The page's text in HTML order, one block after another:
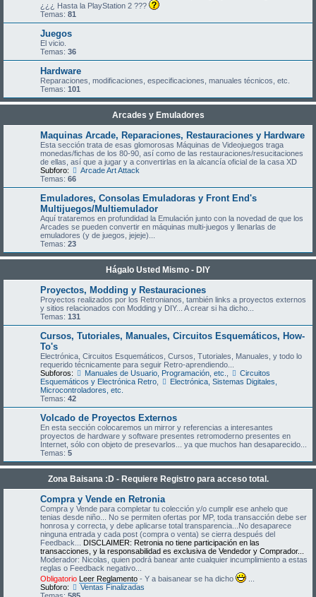
¿¿¿ Hasta la PlayStation 2 ???
Temas: 81
Juegos
El vicio.
Temas: 36
Hardware
Reparaciones, modificaciones, especificaciones, manuales técnicos, etc.
Temas: 101
Arcades y Emuladores
Maquinas Arcade, Reparaciones, Restauraciones y Hardware
Esta sección trata de esas glomorosas Máquinas de Videojuegos traga
monedas/fichas de los 80-90, así como de las restauraciones/resucitaciones
de ellas, así que a jugar y a convertirlas en la alcancía oficial de la casa XD
Subforo:
Arcade Art Attack
Temas: 66
Emuladores, Consolas Emuladoras y Front End's
Multijuegos/Multiemulador
Aquí trataremos en profundidad la Emulación junto con la novedad de que los
Arcades se pueden convertir en máquinas multi-juegos y llenarlas de
emuladores (y de juegos, jejeje)...
Temas: 23
Hágalo Usted Mismo - DIY
Proyectos, Modding y Restauraciones
Proyectos realizados por los Retronianos, también links a proyectos externos
y sitios relacionados con Modding y DIY... A crear si ha dicho...
Temas: 131
Cursos, Tutoriales, Manuales, Circuitos Esquemáticos, How-
To's
Electrónica, Circuitos Esquemáticos, Cursos, Tutoriales, Manuales, y todo lo
requerido técnicamente para seguir Retro-aprendiendo...
Subforos:
Manuales de Usuario, Programación, etc.
Circuitos
Esquemáticos y Electrónica Retro
Electrónica, Sistemas Digitales,
Microcontroladores, etc.
Temas: 42
Volcado de Proyectos Externos
En esta sección colocaremos un mirror y referencias a interesantes
proyectos de hardware y software presentes retromoderno presentes en
Internet, sólo con objeto de presevarlos... ya que muchos han desaparecido...
Temas: 5
Zona Baisana :D - Requiere Registro para acceso total.
Compra y Vende en Retronia
Compra y Vende para completar tu colección y/o cumplir ese anhelo que
tenias desde niño... No se permiten ofertas por MP, toda transacción debe ser
honrosa y correcta, y debe aplicarse total transparencia...No desaparece
ninguna entrada y cada post (compra o venta) se cierra después del
Feedback... DISCLAIMER: Retronia no tiene participación en las
transacciones, y la responsabilidad es exclusiva de Vendedor y Comprador...
Moderador: Nicolas, quien podrá banear ante cualquier incumplimiento a estas
reglas o Feedback negativo...
Obligatorio Leer Reglamento - Y a baisanear se ha dicho
Subforo:
Ventas Finalizadas